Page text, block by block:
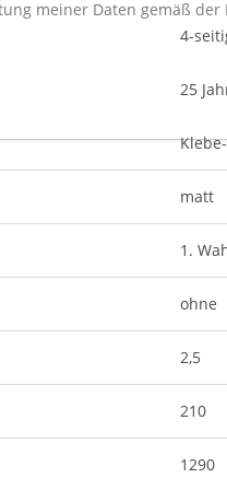
Vorteile eines robusten,
4-
25
matt
1.
ohne
2,5
210
1290
meiner Daten gemäß der